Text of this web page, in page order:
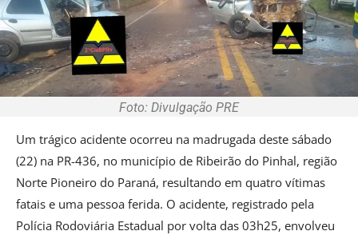
Foto: Divulgação PRE
Um trágico acidente ocorreu na madrugada deste sábado
(22) na PR-436, no município de Ribeirão do Pinhal, região
Norte Pioneiro do Paraná, resultando em quatro vítimas
fatais e uma pessoa ferida. O acidente, registrado pela
Polícia Rodoviária Estadual por volta das 03h25, envolveu